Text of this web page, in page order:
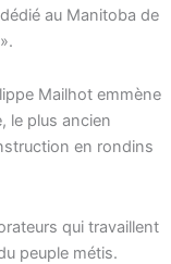
au Manitoba de
Mailhot emmène
le plus ancien
en rondins
qui travaillent
peuple métis.